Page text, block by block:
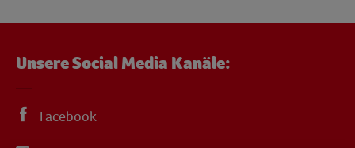
Unsere Social Media Kanäle:
Facebook